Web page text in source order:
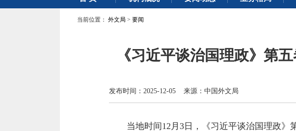
当前位置： 外文局 > 要闻
《习近平谈治国理政》第
发布时间：2025-12-05 来源：中国外文局
当地时间12月3日，《习近平谈治国理政